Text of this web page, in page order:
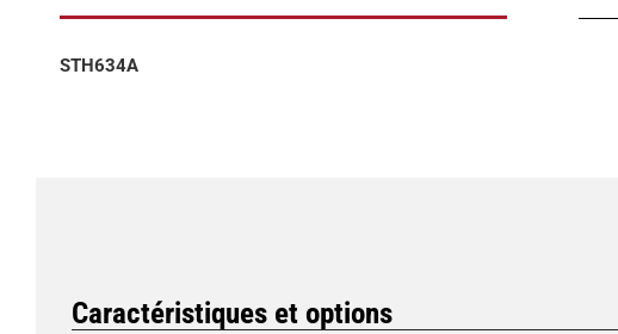
STH634A
Caractéristiques et options